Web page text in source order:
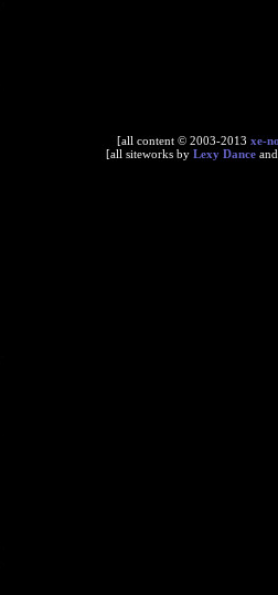
[all content © 2003-2013 xe-
[all siteworks by Lexy Dance